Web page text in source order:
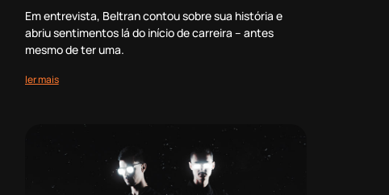
Em entrevista, Beltran contou sobre sua história e
abriu sentimentos lá do início de carreira – antes
mesmo de ter uma.
ler mais